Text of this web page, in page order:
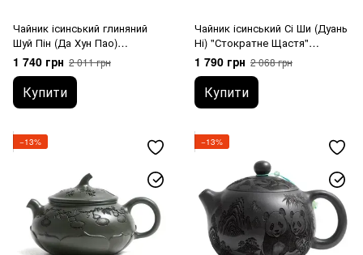
Чайник ісинський глиняний
Шуй Пін (Да Хун Пао)
"Триногий" 220 мл
1 740 грн 2 011 грн
Купити
Чайник ісинський Сі Ши (Дуань
Ні) "Стократне Щастя"
високотемпературний випал
180 мл
1 790 грн 2 068 грн
Купити
−13% −13%